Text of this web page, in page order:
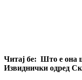
Читај бе: Што е она
Извиднички одред